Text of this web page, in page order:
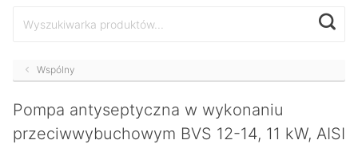
Wspólny
Pompa antyseptyczna w wykonaniu
przeciwwybuchowym BVS 12-14, 11 kW, AISI